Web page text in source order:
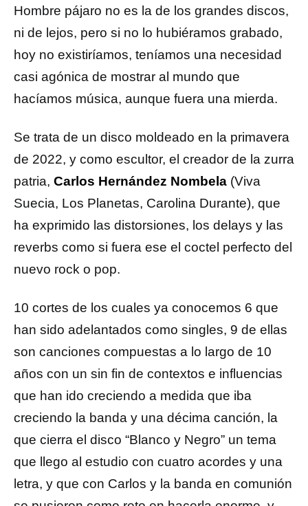
Hombre pájaro no es la de los grandes discos,
ni de lejos, pero si no lo hubiéramos grabado,
hoy no existiríamos, teníamos una necesidad
casi agónica de mostrar al mundo que
hacíamos música, aunque fuera una mierda.
Se trata de un disco moldeado en la primavera
de 2022, y como escultor, el creador de la zurra
patria, Carlos Hernández Nombela (Viva
Suecia, Los Planetas, Carolina Durante), que
ha exprimido las distorsiones, los delays y las
reverbs como si fuera ese el coctel perfecto del
nuevo rock o pop.
10 cortes de los cuales ya conocemos 6 que
han sido adelantados como singles, 9 de ellas
son canciones compuestas a lo largo de 10
años con un sin fin de contextos e influencias
que han ido creciendo a medida que iba
creciendo la banda y una décima canción, la
que cierra el disco “Blanco y Negro” un tema
que llego al estudio con cuatro acordes y una
letra, y que con Carlos y la banda en comunión